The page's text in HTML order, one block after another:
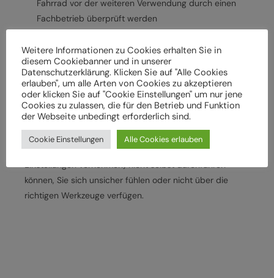
Fahrrad vor der weiteren Verwendung durch einen
Fachbetrieb überprüft werden
Herstellervorgaben regelmäßig von einem
Fachbetrieb überprüfen und warten, um
Gefährdungen, z. B. verschleißbedingt, zu vermeiden
Halten Sie die angegebenen Drehmomente (Nm) für
die Montage von Bauteilen ein
Wenden Sie sich an Ihren Fachhändler, wenn Sie die
beschriebenen Arbeiten an Ihrem Fahrrad (z. B.
Einstellungen vornehmen) nicht selbst durchführen
können, Sie sich unsicher fühlen oder nicht über die
richtigen Werkzeuge verfügen.
Weitere Informationen zu Cookies erhalten Sie in
diesem Cookiebanner und in unserer
Datenschutzerklärung. Klicken Sie auf "Alle Cookies
erlauben", um alle Arten von Cookies zu akzeptieren
oder klicken Sie auf "Cookie Einstellungen" um nur jene
Cookies zu zulassen, die für den Betrieb und Funktion
der Webseite unbedingt erforderlich sind.
Cookie Einstellungen Alle Cookies erlauben